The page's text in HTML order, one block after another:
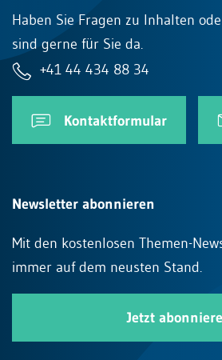
Haben Sie Fragen zu Inhalten
sind gerne für Sie da.
+41 44 434 88 34
Kontaktformular
Newsletter abonnieren
Mit den kostenlosen Themen-
immer auf dem neusten Stand.
Jetzt